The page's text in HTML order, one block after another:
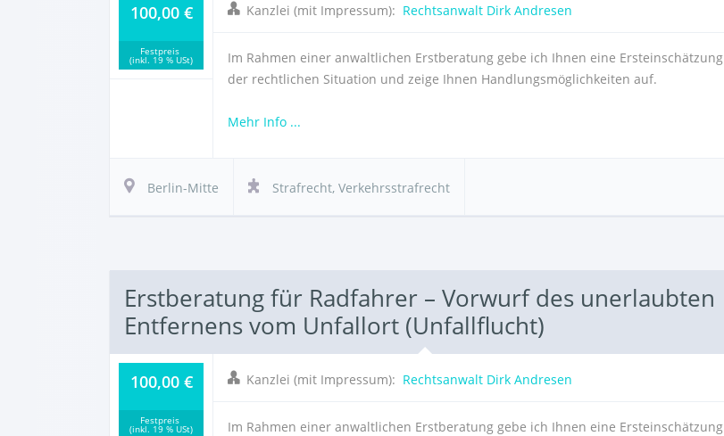
100,00 €
Festpreis
(inkl. 19 % USt)
Kanzlei (mit Impressum): Rechtsanwalt Dirk Andresen
Im Rahmen einer anwaltlichen Erstberatung gebe ich Ihnen eine Ersteinschätzung
der rechtlichen Situation und zeige Ihnen Handlungsmöglichkeiten auf.
Mehr Info ...
Berlin-Mitte Strafrecht, Verkehrsstrafrecht
Erstberatung für Radfahrer – Vorwurf des unerlaubten
Entfernens vom Unfallort (Unfallflucht)
100,00 €
Festpreis
(inkl. 19 % USt)
Kanzlei (mit Impressum): Rechtsanwalt Dirk Andresen
Im Rahmen einer anwaltlichen Erstberatung gebe ich Ihnen eine Ersteinschätzung